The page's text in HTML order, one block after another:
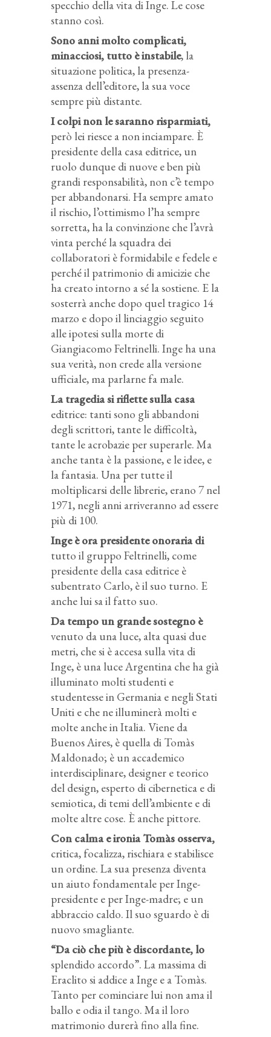
specchio della vita di Inge. Le cose
stanno così.
Sono anni molto complicati,
minacciosi, tutto è instabile, la
situazione politica, la presenza-
assenza dell’editore, la sua voce
sempre più distante.
I colpi non le saranno risparmiati,
però lei riesce a non inciampare. È
presidente della casa editrice, un
ruolo dunque di nuove e ben più
grandi responsabilità, non c’è tempo
per abbandonarsi. Ha sempre amato
il rischio, l’ottimismo l’ha sempre
sorretta, ha la convinzione che l’avrà
vinta perché la squadra dei
collaboratori è formidabile e fedele e
perché il patrimonio di amicizie che
ha creato intorno a sé la sostiene. E la
sosterrà anche dopo quel tragico 14
marzo e dopo il linciaggio seguito
alle ipotesi sulla morte di
Giangiacomo Feltrinelli. Inge ha una
sua verità, non crede alla versione
ufficiale, ma parlarne fa male.
La tragedia si riflette sulla casa
editrice: tanti sono gli abbandoni
degli scrittori, tante le difficoltà,
tante le acrobazie per superarle. Ma
anche tanta è la passione, e le idee, e
la fantasia. Una per tutte il
moltiplicarsi delle librerie, erano 7 nel
1971, negli anni arriveranno ad essere
più di 100.
Inge è ora presidente onoraria di
tutto il gruppo Feltrinelli, come
presidente della casa editrice è
subentrato Carlo, è il suo turno. E
anche lui sa il fatto suo.
Da tempo un grande sostegno è
venuto da una luce, alta quasi due
metri, che si è accesa sulla vita di
Inge, è una luce Argentina che ha già
illuminato molti studenti e
studentesse in Germania e negli Stati
Uniti e che ne illuminerà molti e
molte anche in Italia. Viene da
Buenos Aires, è quella di Tomàs
Maldonado; è un accademico
interdisciplinare, designer e teorico
del design, esperto di cibernetica e di
semiotica, di temi dell’ambiente e di
molte altre cose. È anche pittore.
Con calma e ironia Tomàs osserva,
critica, focalizza, rischiara e stabilisce
un ordine. La sua presenza diventa
un aiuto fondamentale per Inge-
presidente e per Inge-madre; e un
abbraccio caldo. Il suo sguardo è di
nuovo smagliante.
“Da ciò che più è discordante, lo
splendido accordo”. La massima di
Eraclito si addice a Inge e a Tomàs.
Tanto per cominciare lui non ama il
ballo e odia il tango. Ma il loro
matrimonio durerà fino alla fine.